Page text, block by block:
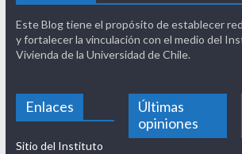
Este Blog tiene el propósito de establecer
y fortalecer la vinculación con el medio del
Vivienda de la Universidad de Chile.
Enlaces
Sitio del Instituto
Últimas
opiniones